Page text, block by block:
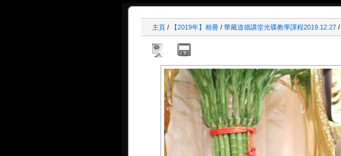
主頁 / 【2019年】相冊 / 華藏道德講堂光碟教學課程2019.12.27 /